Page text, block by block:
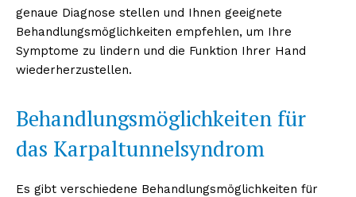
genaue Diagnose stellen und Ihnen geeignete
Behandlungsmöglichkeiten empfehlen, um Ihre
Symptome zu lindern und die Funktion Ihrer Hand
wiederherzustellen.
Behandlungsmöglichkeiten für
das Karpaltunnelsyndrom
Es gibt verschiedene Behandlungsmöglichkeiten für